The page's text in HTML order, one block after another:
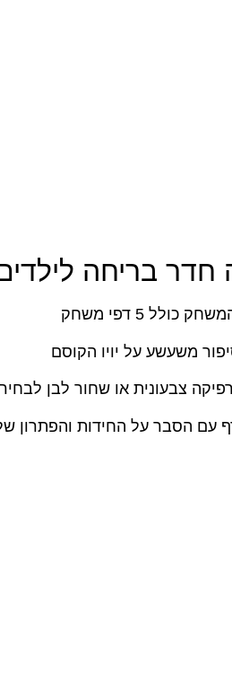
חדר בריחה
כולל 5 דפי משחק
צבעונית או שחור לבן
עם הסבר על החידות והפתרון